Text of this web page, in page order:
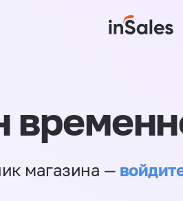
магазина —